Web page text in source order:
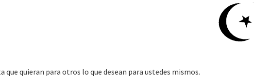
que quieran para otros lo que desean para ustedes mismos.